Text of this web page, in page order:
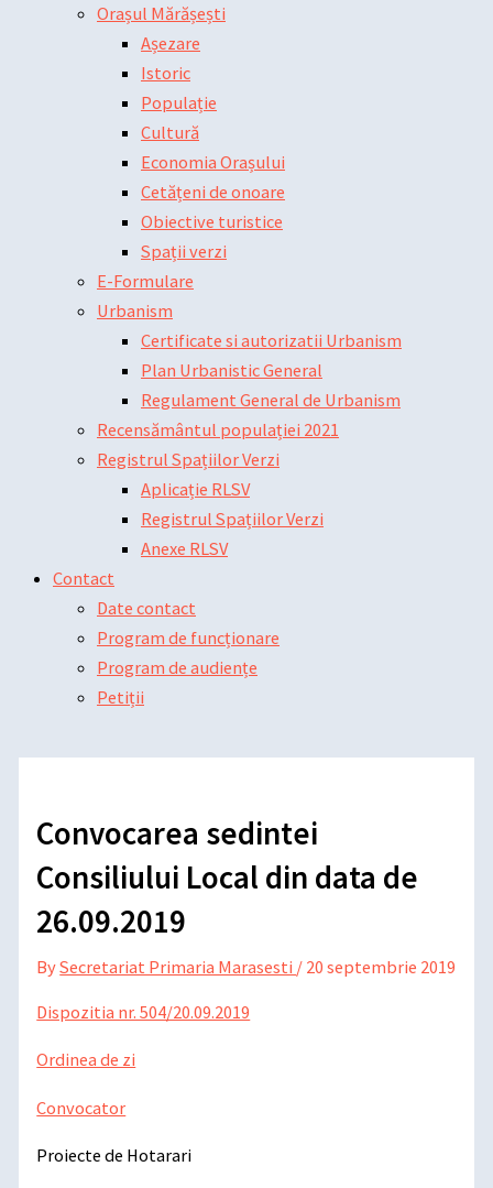
Orașul Mărășești
Așezare
Istoric
Populație
Cultură
Economia Orașului
Cetățeni de onoare
Obiective turistice
Spații verzi
E-Formulare
Urbanism
Certificate si autorizatii Urbanism
Plan Urbanistic General
Regulament General de Urbanism
Recensământul populației 2021
Registrul Spațiilor Verzi
Aplicație RLSV
Registrul Spațiilor Verzi
Anexe RLSV
Contact
Date contact
Program de funcționare
Program de audiențe
Petiții
Convocarea sedintei
Consiliului Local din data de
26.09.2019
BySecretariat Primaria Marasesti / 20 septembrie 2019
Dispozitia nr. 504/20.09.2019
Ordinea de zi
Convocator
Proiecte de Hotarari